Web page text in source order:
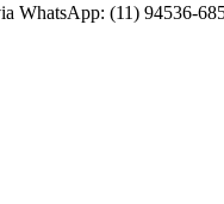
WhatsApp: (11) 94536-